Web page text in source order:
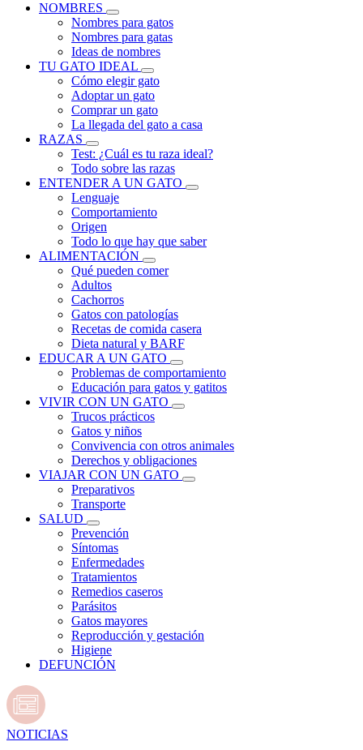
NOMBRES
Nombres para gatos
Nombres para gatas
Ideas de nombres
TU GATO IDEAL
Cómo elegir gato
Adoptar un gato
Comprar un gato
La llegada del gato a casa
RAZAS
Test: ¿Cuál es tu raza ideal?
Todo sobre las razas
ENTENDER A UN GATO
Lenguaje
Comportamiento
Origen
Todo lo que hay que saber
ALIMENTACIÓN
Qué pueden comer
Adultos
Cachorros
Gatos con patologías
Recetas de comida casera
Dieta natural y BARF
EDUCAR A UN GATO
Problemas de comportamiento
Educación para gatos y gatitos
VIVIR CON UN GATO
Trucos prácticos
Gatos y niños
Convivencia con otros animales
Derechos y obligaciones
VIAJAR CON UN GATO
Preparativos
Transporte
SALUD
Prevención
Síntomas
Enfermedades
Tratamientos
Remedios caseros
Parásitos
Gatos mayores
Reproducción y gestación
Higiene
DEFUNCIÓN
NOTICIAS